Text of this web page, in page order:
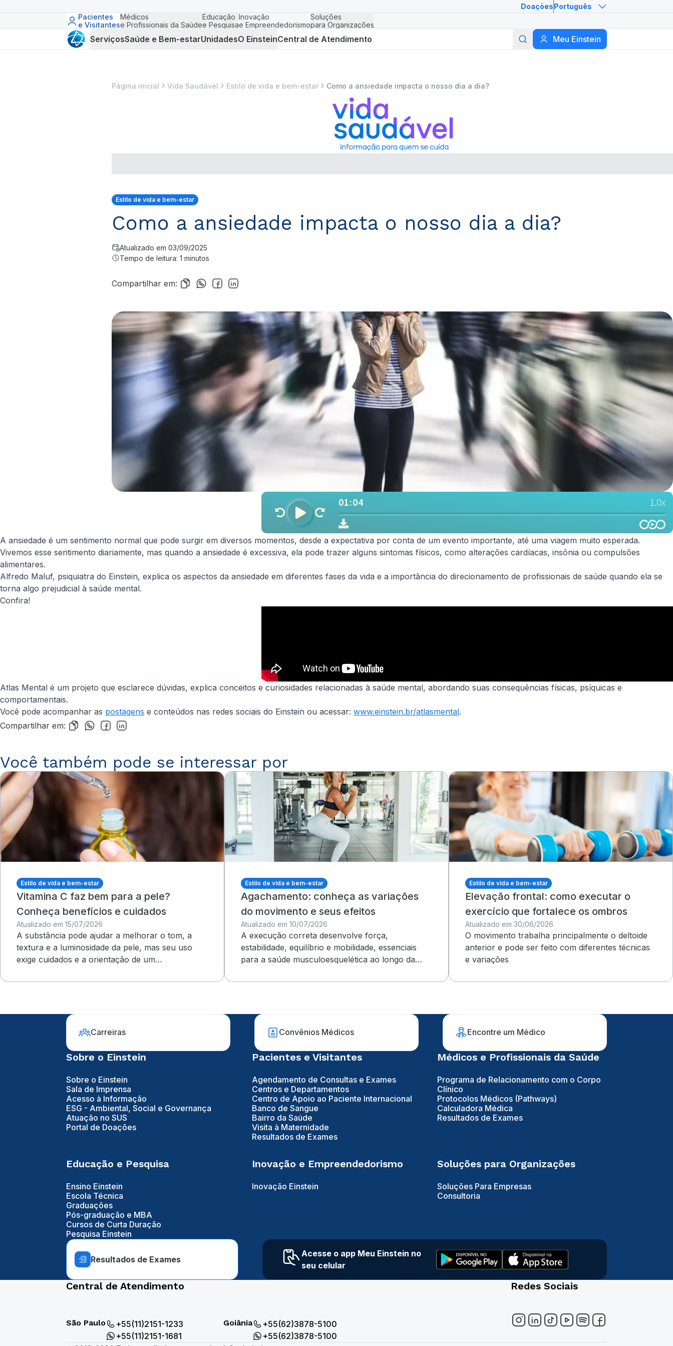
DoaçõesPortuguês
Pacientes
e Visitantes
Médicos
e Profissionais da Saúde
Educação
e Pesquisa
Inovação
e Empreendedorismo
Soluções
para Organizações
ServiçosSaúde e Bem-estarUnidadesO EinsteinCentral de Atendimento Meu Einstein
Buscar
Página inicial Vida Saudável Estilo de vida e bem-estar Como a ansiedade impacta o nosso dia a dia?
Estilo de vida e bem-estar
Como a ansiedade impacta o nosso dia a dia?
Atualizado em 03/09/2025
Tempo de leitura: 1 minutos
Compartilhar em:
A ansiedade é um sentimento normal que pode surgir em diversos momentos, desde a expectativa por conta de um evento importante, até uma viagem muito esperada.
Vivemos esse sentimento diariamente, mas quando a ansiedade é excessiva, ela pode trazer alguns sintomas físicos, como alterações cardíacas, insônia ou compulsões
alimentares.
Alfredo Maluf, psiquiatra do Einstein, explica os aspectos da ansiedade em diferentes fases da vida e a importância do direcionamento de profissionais de saúde quando ela se
torna algo prejudicial à saúde mental.
Confira!
Atlas Mental é um projeto que esclarece dúvidas, explica conceitos e curiosidades relacionadas à saúde mental, abordando suas consequências físicas, psíquicas e
comportamentais.
Você pode acompanhar as postagens e conteúdos nas redes sociais do Einstein ou acessar: www.einstein.br/atlasmental.
Compartilhar em:
Você também pode se interessar por
Estilo de vida e bem-estar
Vitamina C faz bem para a pele?
Conheça benefícios e cuidados
Atualizado em 15/07/2026
A substância pode ajudar a melhorar o tom, a
textura e a luminosidade da pele, mas seu uso
exige cuidados e a orientação de um
Estilo de vida e bem-estar
Agachamento: conheça as variações
do movimento e seus efeitos
Atualizado em 10/07/2026
A execução correta desenvolve força,
estabilidade, equilíbrio e mobilidade, essenciais
para a saúde musculoesquelética ao longo da
Estilo de vida e bem-estar
Elevação frontal: como executar o
exercício que fortalece os ombros
Atualizado em 30/06/2026
O movimento trabalha principalmente o deltoide
anterior e pode ser feito com diferentes técnicas
e variações
Carreiras Convênios Médicos Encontre um Médico
Sobre o Einstein
Sobre o Einstein
Sala de Imprensa
Acesso à Informação
ESG - Ambiental, Social e Governança
Atuação no SUS
Portal de Doações
Pacientes e Visitantes
Agendamento de Consultas e Exames
Centros e Departamentos
Centro de Apoio ao Paciente Internacional
Banco de Sangue
Bairro da Saúde
Visita à Maternidade
Resultados de Exames
Médicos e Profissionais da Saúde
Programa de Relacionamento com o Corpo
Clínico
Protocolos Médicos (Pathways)
Calculadora Médica
Resultados de Exames
Educação e Pesquisa
Ensino Einstein
Escola Técnica
Graduações
Pós-graduação e MBA
Cursos de Curta Duração
Pesquisa Einstein
Inovação e Empreendedorismo
Inovação Einstein
Soluções para Organizações
Soluções Para Empresas
Consultoria
Resultados de Exames
Acesse o app Meu Einstein no
seu celular
Central de Atendimento
São Paulo
+55(11)2151-1233
+55(11)2151-1681
Goiânia
+55(62)3878-5100
+55(62)3878-5100
Redes Sociais